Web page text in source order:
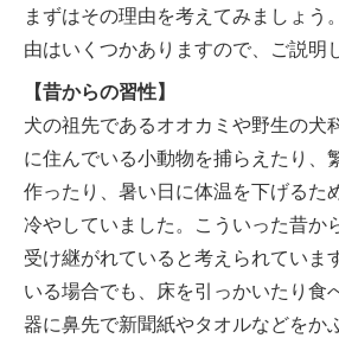
まずはその理由を考えてみましょう
由はいくつかありますので、ご説明
【昔からの習性】
犬の祖先であるオオカミや野生の犬
に住んでいる小動物を捕らえたり、
作ったり、暑い日に体温を下げるた
冷やしていました。こういった昔か
受け継がれていると考えられていま
いる場合でも、床を引っかいたり食
器に鼻先で新聞紙やタオルなどをか